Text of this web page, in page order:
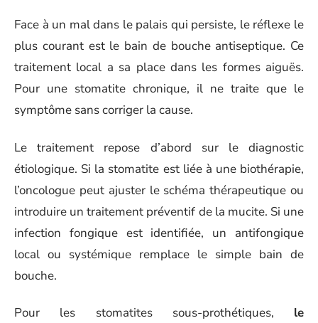
Face à un mal dans le palais qui persiste, le réflexe le
plus courant est le bain de bouche antiseptique. Ce
traitement local a sa place dans les formes aiguës.
Pour une stomatite chronique, il ne traite que le
symptôme sans corriger la cause.
Le traitement repose d’abord sur le diagnostic
étiologique. Si la stomatite est liée à une biothérapie,
l’oncologue peut ajuster le schéma thérapeutique ou
introduire un traitement préventif de la mucite. Si une
infection fongique est identifiée, un antifongique
local ou systémique remplace le simple bain de
bouche.
Pour les stomatites sous-prothétiques, le